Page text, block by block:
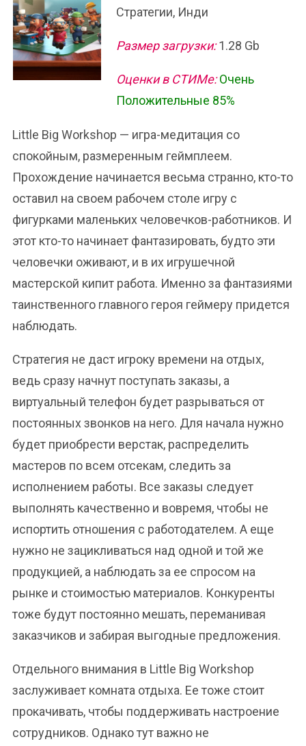
Стратегии, Инди
Размер загрузки:1.28 Gb
Оценки в СТИМе: Очень
Положительные 85%
Little Big Workshop — игра-медитация со
спокойным, размеренным геймплеем.
Прохождение начинается весьма странно, кто-то
оставил на своем рабочем столе игру с
фигурками маленьких человечков-работников. И
этот кто-то начинает фантазировать, будто эти
человечки оживают, и в их игрушечной
мастерской кипит работа. Именно за фантазиями
таинственного главного героя геймеру придется
наблюдать.
Стратегия не даст игроку времени на отдых,
ведь сразу начнут поступать заказы, а
виртуальный телефон будет разрываться от
постоянных звонков на него. Для начала нужно
будет приобрести верстак, распределить
мастеров по всем отсекам, следить за
исполнением работы. Все заказы следует
выполнять качественно и вовремя, чтобы не
испортить отношения с работодателем. А еще
нужно не зацикливаться над одной и той же
продукцией, а наблюдать за ее спросом на
рынке и стоимостью материалов. Конкуренты
тоже будут постоянно мешать, переманивая
заказчиков и забирая выгодные предложения.
Отдельного внимания в Little Big Workshop
заслуживает комната отдыха. Ее тоже стоит
прокачивать, чтобы поддерживать настроение
сотрудников. Однако тут важно не